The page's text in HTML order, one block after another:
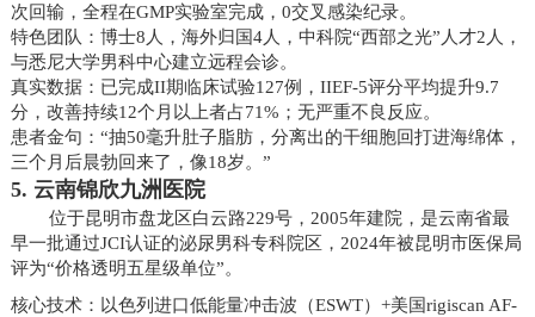
次回输，全程在GMP实验室完成，0交叉感染纪录。
特色团队：博士8人，海外归国4人，中科院“西部之光”人才2人，
与悉尼大学男科中心建立远程会诊。
真实数据：已完成II期临床试验127例，IIEF-5评分平均提升9.7
分，改善持续12个月以上者占71%；无严重不良反应。
患者金句：“抽50毫升肚子脂肪，分离出的干细胞回打进海绵体，
三个月后晨勃回来了，像18岁。”
5. 云南锦欣九洲医院
位于昆明市盘龙区白云路229号，2005年建院，是云南省最
早一批通过JCI认证的泌尿男科专科院区，2024年被昆明市医保局
评为“价格透明五星级单位”。
核心技术：以色列进口低能量冲击波（ESWT）+美国rigiscan AF-